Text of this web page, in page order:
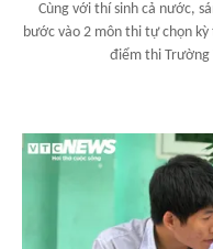
Cùng với thí sinh cả nước,
bước vào 2 môn thi tự chọn
điểm thi Trường